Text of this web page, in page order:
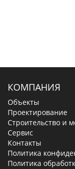
КОМПАНИЯ
Объекты
Проектирование
Строительство и
Сервис
Контакты
Политика
Политика